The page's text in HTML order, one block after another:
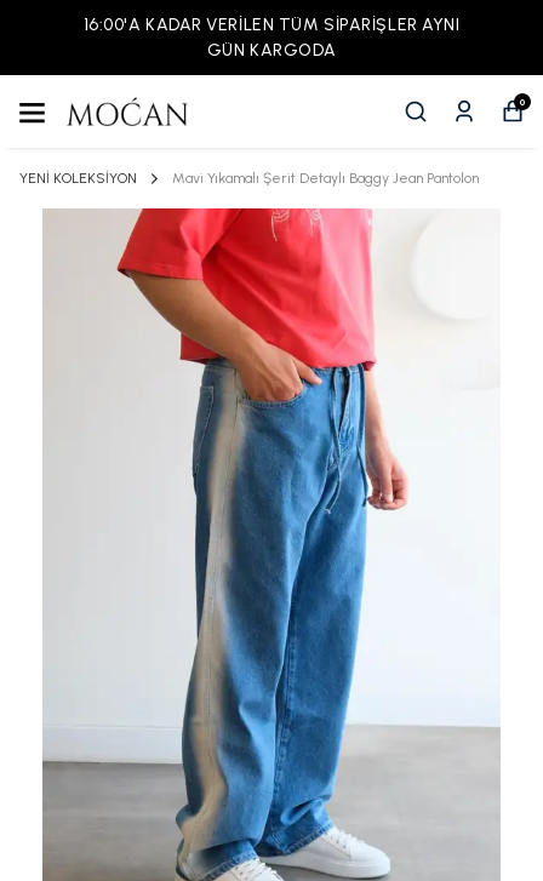
16:00'A KADAR VERİLEN TÜM SİPARİŞLER AYNI
GÜN KARGODA
0
YENİ KOLEKSİYON Mavi Yıkamalı Şerit Detaylı Baggy Jean Pantolon